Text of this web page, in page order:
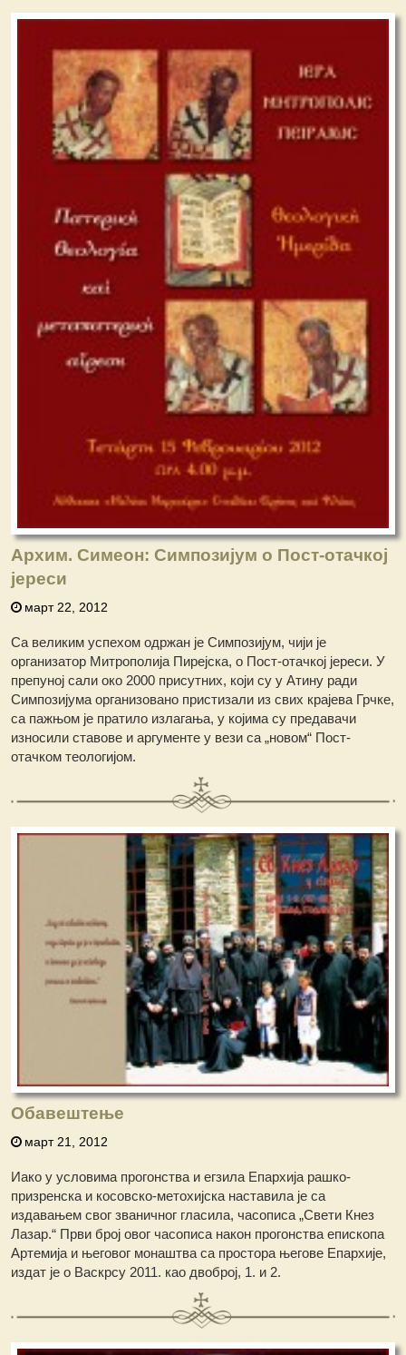
Архим. Симеон: Симпозијум о Пост-отачкој
јереси
март 22, 2012
Са великим успехом одржан је Симпозијум, чији је
организатор Митрополија Пирејска, о Пост-отачкој јереси. У
препуној сали око 2000 присутних, који су у Атину ради
Симпозијума организовано пристизали из свих крајева Грчке,
са пажњом је пратило излагања, у којима су предавачи
износили ставове и аргументе у вези са „новом“ Пост-
отачком теологијом.
Обавештење
март 21, 2012
Иако у условима прогонства и егзила Епархија рашко-
призренска и косовско-метохијска наставила је са
издавањем свог званичног гласила, часописа „Свети Кнез
Лазар.“ Први број овог часописа након прогонства епископа
Артемија и његовог монаштва са простора његове Епархије,
издат је о Васкрсу 2011. као двоброј, 1. и 2.